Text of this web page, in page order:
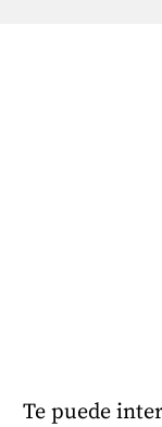
Te puede